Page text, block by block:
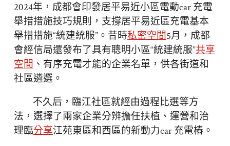
2024年，成都會印發居平易近小區電動car 充電
舉措措施技巧規則，支撐居平易近區充電基本
舉措措施“統建統服”。昔時私密空間5月，成都
會經信局還發布了具有聰明小區“統建統服”共享
空間 、有序充電才能的企業名單，供各街道和
社區遴選。
不久后，臨江社區就經由過程比選等方
法，選擇了兩家企業分辨擔任扶植、運營和治
理臨分享江苑東區和西區的新動力car 充電樁。